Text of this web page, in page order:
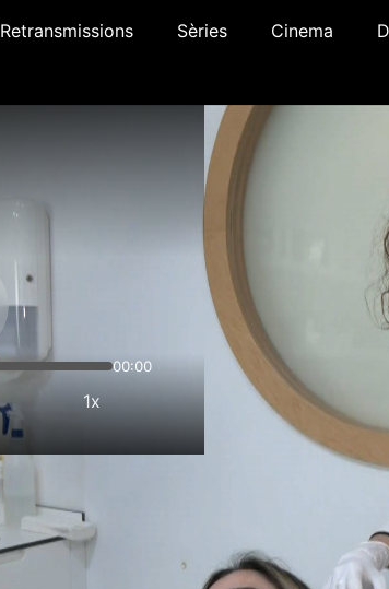
Retransmissions Sèries Cinema
00:00
1x